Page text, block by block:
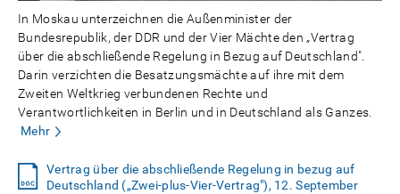
In Moskau unterzeichnen die Außenminister der
Bundesrepublik, der DDR und der Vier Mächte den „Vertrag
über die abschließende Regelung in Bezug auf Deutschland".
Darin verzichten die Besatzungsmächte auf ihre mit dem
Zweiten Weltkrieg verbundenen Rechte und
Verantwortlichkeiten in Berlin und in Deutschland als Ganzes.
Mehr
Vertrag über die abschließende Regelung in bezug auf
Deutschland („Zwei-plus-Vier-Vertrag"), 12. September